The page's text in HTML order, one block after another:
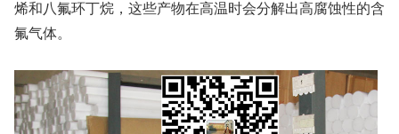
烯和八氟环丁烷，这些产物在高温时会分解出高腐蚀性的含
氟气体。